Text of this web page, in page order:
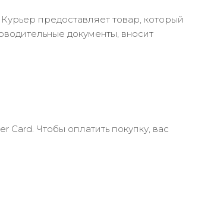
предоставляет товар, который
документы, вносит
Чтобы оплатить покупку, вас